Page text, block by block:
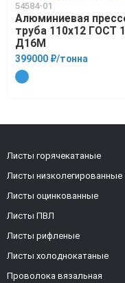
54584-01
Алюминиевая
труба 110х12 ГОСТ
Д16М
399000 ₽/тонна
Листы горячекатаные
Листы низколегированные
Листы оцинкованные
Листы ПВЛ
Листы рифленые
Листы холоднокатаные
Проволока вязальная